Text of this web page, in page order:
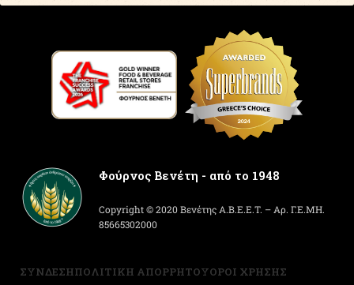
Φούρνος Βενέτη - από το 1948
Copyright © 2020 Βενέτης Α.Β.Ε.Ε.Τ. – Αρ. Γ.Ε.ΜΗ.
85665302000
ΣΥΝΔΕΣΗΠΟΛΙΤΙΚΗ ΑΠΟΡΡΗΤΟΥΟΡΟΙ ΧΡΗΣΗΣ